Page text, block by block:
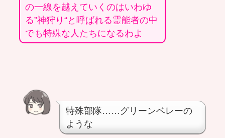
の一線を越えていくのはいわゆ
る”神狩り“と呼ばれる霊能者の中
でも特殊な人たちになるわよ
特殊部隊……グリーンベレーの
ような